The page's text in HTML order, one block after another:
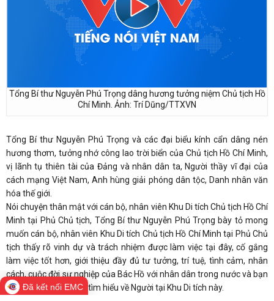
Tổng Bí thư Nguyễn Phú Trọng dâng hương tưởng niệm Chủ tịch Hồ
Chí Minh. Ảnh: Trí Dũng/TTXVN
Tổng Bí thư Nguyễn Phú Trọng và các đại biểu kính cẩn dâng nén
hương thơm, tưởng nhớ công lao trời biển của Chủ tịch Hồ Chí Minh,
vị lãnh tụ thiên tài của Đảng và nhân dân ta, Người thầy vĩ đại của
cách mạng Việt Nam, Anh hùng giải phóng dân tộc, Danh nhân văn
hóa thế giới.
Nói chuyện thân mật với cán bộ, nhân viên Khu Di tích Chủ tịch Hồ Chí
Minh tại Phủ Chủ tịch, Tổng Bí thư Nguyễn Phú Trọng bày tỏ mong
muốn cán bộ, nhân viên Khu Di tích Chủ tịch Hồ Chí Minh tại Phủ Chủ
tịch thấy rõ vinh dự và trách nhiệm được làm việc tại đây, cố gắng
làm việc tốt hơn, giới thiệu đầy đủ tư tưởng, trí tuệ, tình cảm, nhân
cách, cuộc đời sự nghiệp của Bác Hồ với nhân dân trong nước và bạn
bè quốc tế đến thăm, tìm hiểu về Người tại Khu Di tích này.
Đã kết nối EMC